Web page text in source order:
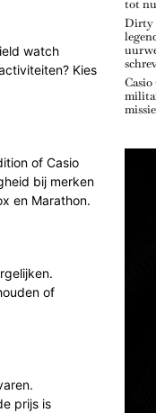
watch
Kies
of Casio
bij merken
en Marathon.
of
prijs is
tot nu
Dirty
missie